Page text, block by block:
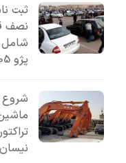
نصف قیمت بازار
شامل : زانتیا،
ماشین آلات
تراکتور، بلدوزر،